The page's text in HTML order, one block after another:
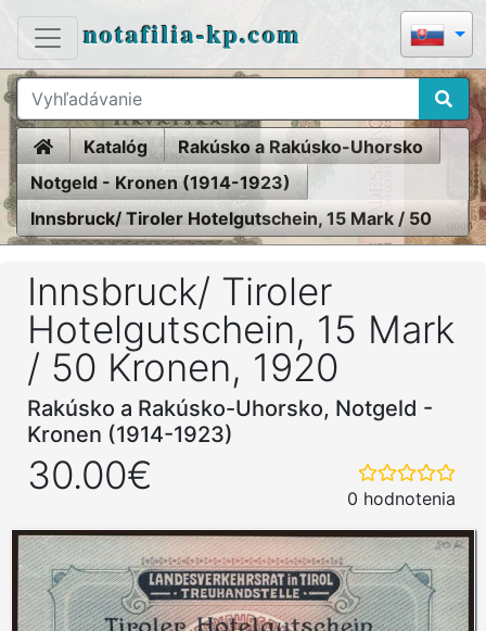
notafilia-kp.com
HomeKatalóg
Rakúsko a Rakúsko-Uhorsko
Notgeld - Kronen (1914-1923)
Innsbruck/ Tiroler Hotelgutschein, 15 Mark / 50
Kronen, 1920
Innsbruck/ Tiroler
Hotelgutschein, 15 Mark
/ 50 Kronen, 1920
Rakúsko a Rakúsko-Uhorsko, Notgeld -
Kronen (1914-1923)
30.00€
0 hodnotenia